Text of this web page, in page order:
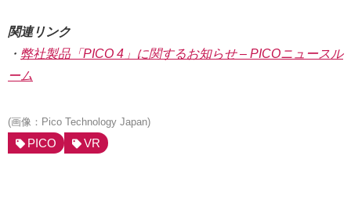
関連リンク
・ 弊社製品「PICO 4」に関するお知らせ – PICOニュースル
ーム
(画像：Pico Technology Japan)
PICO VR